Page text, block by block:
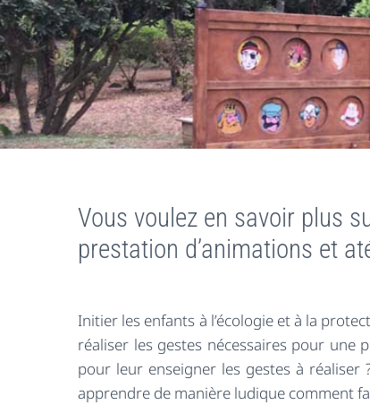
Vous voulez en savoir plus
prestation d’animations et
Initier les enfants à l’écologie et à la
réaliser les gestes nécessaires pour
pour leur enseigner les gestes à
apprendre de manière ludique comment